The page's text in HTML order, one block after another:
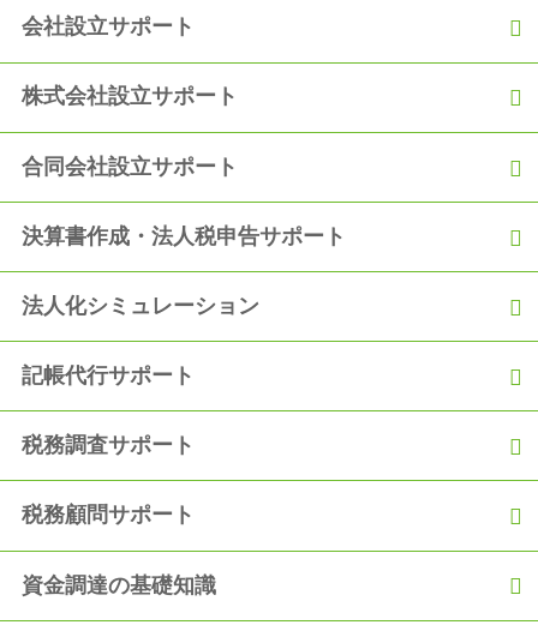
2020.09.05
【融資実績】「事業の運転資金として日本政策金融公庫から300
会社設立サポート
株式会社設立サポート
合同会社設立サポート
決算書作成・法人税申告サポート
法人化シミュレーション
記帳代行サポート
税務調査サポート
税務顧問サポート
資金調達の基礎知識